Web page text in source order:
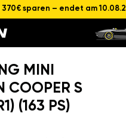
370€ sparen – endet am
MINI
COOPER S
(163 PS)